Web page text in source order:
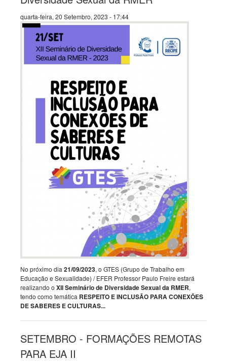
quarta-feira, 20 Setembro, 2023 - 17:44
No próximo dia 21/09/2023, o GTES (Grupo de Trabalho em
Educação e Sexualidade) / EFER Professor Paulo Freire estará
realizando o XII Seminário de Diversidade Sexual da RMER,
tendo como temática RESPEITO E INCLUSÃO PARA CONEXÕES
DE SABERES E CULTURAS...
SETEMBRO - FORMAÇÕES REMOTAS
PARA EJA II